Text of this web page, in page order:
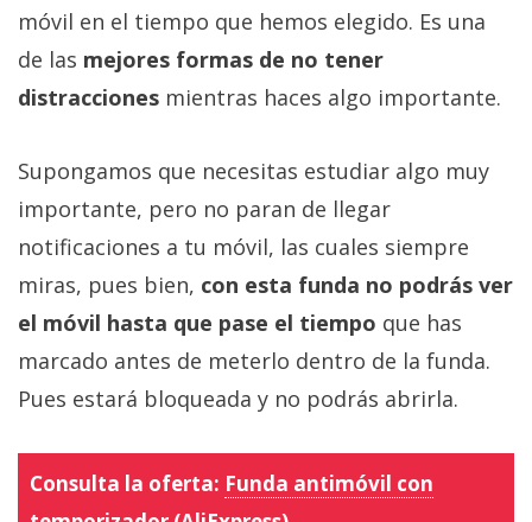
móvil en el tiempo que hemos elegido. Es una
de las mejores formas de no tener
distracciones mientras haces algo importante.
Supongamos que necesitas estudiar algo muy
importante, pero no paran de llegar
notificaciones a tu móvil, las cuales siempre
miras, pues bien, con esta funda no podrás ver
el móvil hasta que pase el tiempo que has
marcado antes de meterlo dentro de la funda.
Pues estará bloqueada y no podrás abrirla.
Consulta la oferta: Funda antimóvil con